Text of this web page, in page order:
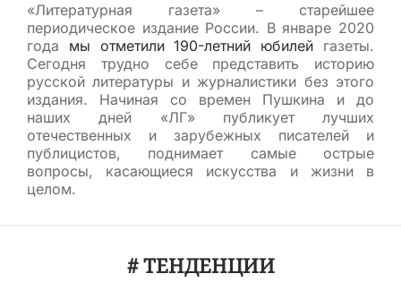
«Литературная газета» – старейшее
периодическое издание России. В январе 2020
года мы отметили 190-летний юбилей газеты.
Сегодня трудно себе представить историю
русской литературы и журналистики без этого
издания. Начиная со времен Пушкина и до
наших дней «ЛГ» публикует лучших
отечественных и зарубежных писателей и
публицистов, поднимает самые острые
вопросы, касающиеся искусства и жизни в
целом.
# ТЕНДЕНЦИИ